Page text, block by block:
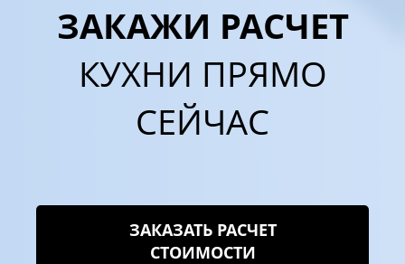
ЗАКАЖИ РАСЧЕТ
КУХНИ ПРЯМО
СЕЙЧАС
ЗАКАЗАТЬ РАСЧЕТ
СТОИМОСТИ